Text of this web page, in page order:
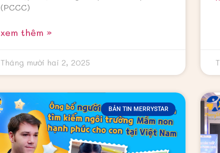
(PCCC)
xem thêm »
Tháng mười hai 2, 2025
BẢN TIN MERRYSTAR